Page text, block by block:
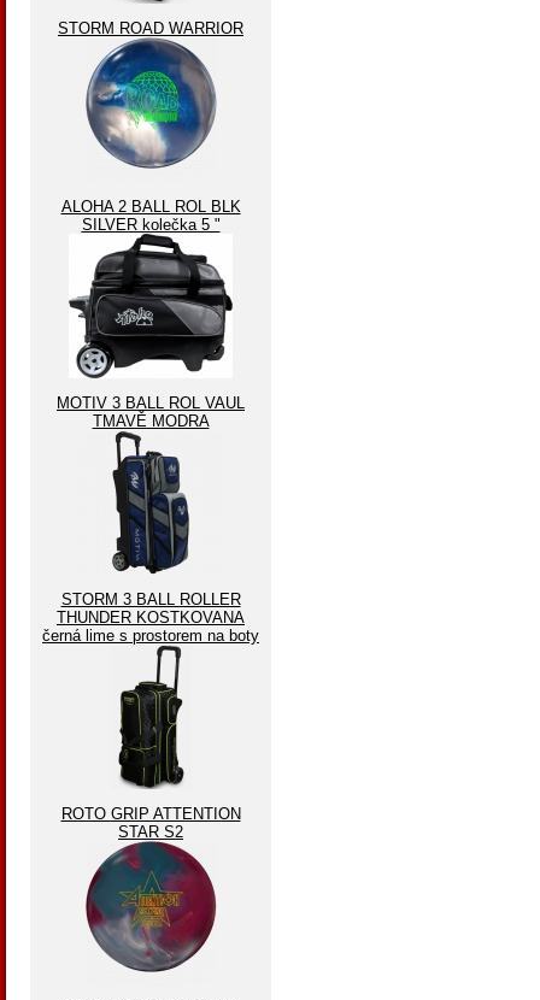
STORM ROAD WARRIOR
ALOHA 2 BALL ROL BLK
SILVER kolečka 5 "
MOTIV 3 BALL ROL VAUL
TMAVĚ MODRA
STORM 3 BALL ROLLER
THUNDER KOSTKOVANA
černá lime s prostorem na boty
ROTO GRIP ATTENTION
STAR S2